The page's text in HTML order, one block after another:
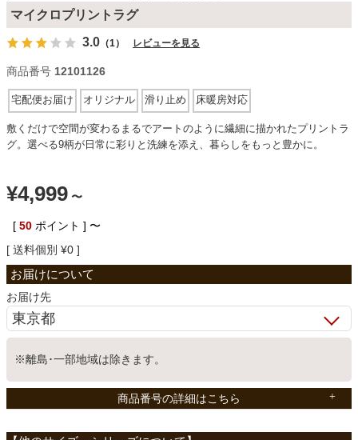
ダイニングテーブル・セット
食器棚・キッチン収納
ベッド
収納家具
学習机
ホームオフィス
マイクロプリントラグ
3.0 （1） レビューを見る
商品番号 12101126
宅配便お届け オリジナル 滑り止め 床暖房対応
敷くだけで空間が変わるまるでアートのように繊細に描かれたプリントラ
グ。選べる9柄が日常に彩りと洗練を添え、暮らしをもっと豊かに。
¥4,999 〜
[ 50 ポイント ] 〜
送料個別 ¥0
お届け先
※離島･一部地域は除きます。
商品番号の詳細はこちら